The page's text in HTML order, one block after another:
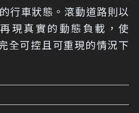
行車狀態。滾動道路則以
現真實的動態負載，使
全可控且可重現的情況下